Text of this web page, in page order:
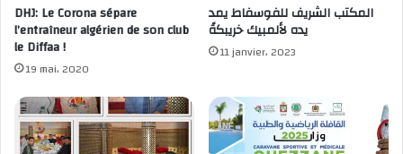
DHJ: Le Corona sépare
l’entraîneur algérien de son club
le Diffaa !
19 mai، 2020
المكتب الشريف للفوسفاط يمد
يده لألمبيك خريبكةً
11 janvier، 2023